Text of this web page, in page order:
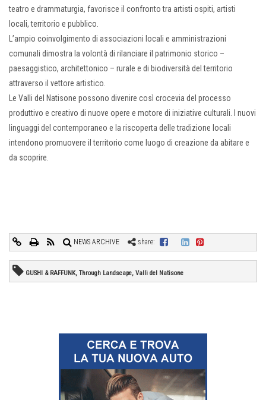
teatro e drammaturgia, favorisce il confronto tra artisti ospiti, artisti
locali, territorio e pubblico.
L’ampio coinvolgimento di associazioni locali e amministrazioni
comunali dimostra la volontà di rilanciare il patrimonio storico –
paesaggistico, architettonico – rurale e di biodiversità del territorio
attraverso il vettore artistico.
Le Valli del Natisone possono divenire così crocevia del processo
produttivo e creativo di nuove opere e motore di iniziative culturali. I nuovi
linguaggi del contemporaneo e la riscoperta delle tradizione locali
intendono promuovere il territorio come luogo di creazione da abitare e
da scoprire.
NEWS ARCHIVE share:
GUSHI & RAFFUNK, Through Landscape, Valli del Natisone